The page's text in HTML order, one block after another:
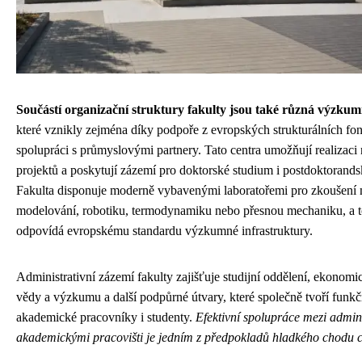
Součástí organizační struktury fakulty jsou také různá
které vznikly zejména díky podpoře z evropských strukturálních
spolupráci s průmyslovými partnery. Tato centra umožňují
projektů a poskytují zázemí pro doktorské studium i
Fakulta disponuje moderně vybavenými laboratořemi pro zkoušení
modelování, robotiku, termodynamiku nebo přesnou mechaniku, a
odpovídá evropskému standardu výzkumné infrastruktury.
Administrativní zázemí fakulty zajišťuje studijní oddělení,
vědy a výzkumu a další podpůrné útvary, které společně tvoří
akademické pracovníky i studenty. Efektivní spolupráce mezi
akademickými pracovišti je jedním z předpokladů hladkého chodu